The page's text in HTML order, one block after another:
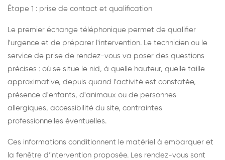
Étape 1 : prise de contact et qualification
Le premier échange téléphonique permet de qualifier
l'urgence et de préparer l'intervention. Le technicien ou le
service de prise de rendez-vous va poser des questions
précises : où se situe le nid, à quelle hauteur, quelle taille
approximative, depuis quand l'activité est constatée,
présence d'enfants, d'animaux ou de personnes
allergiques, accessibilité du site, contraintes
professionnelles éventuelles.
Ces informations conditionnent le matériel à embarquer et
la fenêtre d'intervention proposée. Les rendez-vous sont